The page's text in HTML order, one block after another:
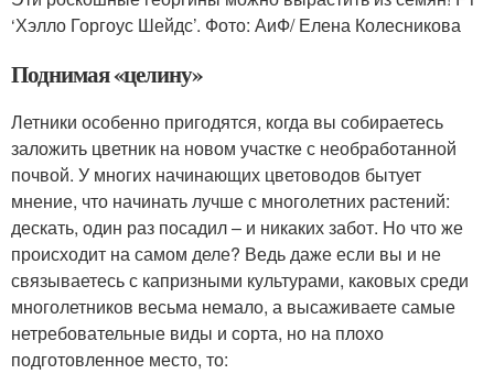
‘Хэлло Горгоус Шейдс’. Фото: АиФ/ Елена Колесникова
Поднимая «целину»
Летники особенно пригодятся, когда вы собираетесь
заложить цветник на новом участке с необработанной
почвой. У многих начинающих цветоводов бытует
мнение, что начинать лучше с многолетних растений:
дескать, один раз посадил – и никаких забот. Но что же
происходит на самом деле? Ведь даже если вы и не
связываетесь с капризными культурами, каковых среди
многолетников весьма немало, а высаживаете самые
нетребовательные виды и сорта, но на плохо
подготовленное место, то: